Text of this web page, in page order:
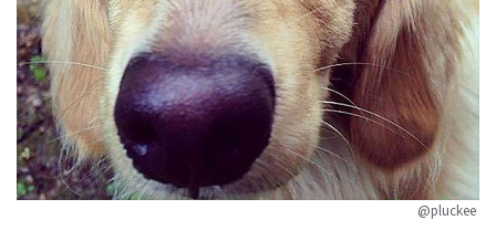
@pluckee